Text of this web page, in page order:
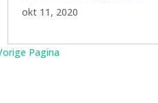
okt 11, 2020
Pagina